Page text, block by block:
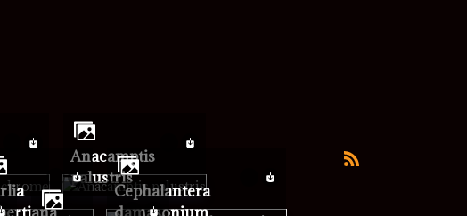
Anacamptis
palustris
Cephalantera
damasonium